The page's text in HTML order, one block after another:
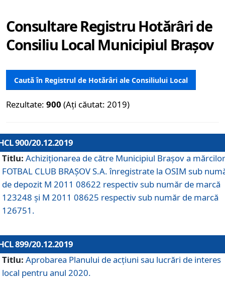
Consultare Registru Hotărâri de
Consiliu Local Municipiul Brașov
Caută în Registrul de Hotărâri ale Consiliului Local
Rezultate: 900 (Ați căutat: 2019)
900/20.12.2019
Titlu: Achiziționarea de către Municipiul Brașov a mărcilor
FOTBAL CLUB BRAȘOV S.A. înregistrate la OSIM sub
de depozit M 2011 08622 respectiv sub număr de marcă
123248 și M 2011 08625 respectiv sub număr de marcă
126751.
899/20.12.2019
Titlu: Aprobarea Planului de acţiuni sau lucrări de interes
local pentru anul 2020.